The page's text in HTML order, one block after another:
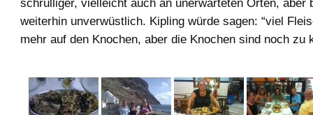
schrulliger, vielleicht auch an unerwarteten Orten, aber
weiterhin unverwüstlich. Kipling würde sagen: “viel
mehr auf den Knochen, aber die Knochen sind noch zu